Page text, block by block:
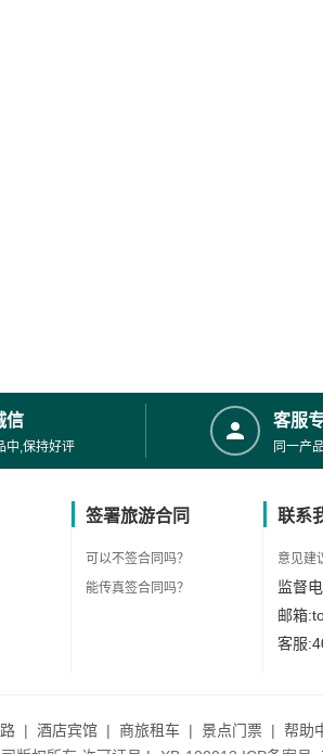
信
中,保持好评
客服
同一产
签署旅游合同
可以不签合同吗？
能传真签合同吗？
联系
意见建
监督
邮箱
客服
| 酒店宾馆 | 商旅租车 | 景点门票 | 帮助